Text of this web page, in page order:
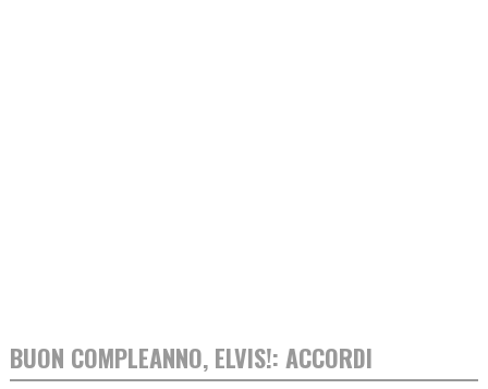
BUON COMPLEANNO, ELVIS!: ACCORDI